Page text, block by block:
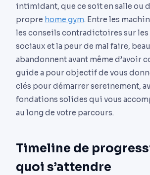
intimidant, que ce soit en salle ou
propre home gym. Entre les
les conseils contradictoires sur les
sociaux et la peur de mal faire,
abandonnent avant même d’avoir
guide a pour objectif de vous
clés pour démarrer sereinement,
fondations solides qui vous
au long de votre parcours.
Timeline de
quoi s’attendre